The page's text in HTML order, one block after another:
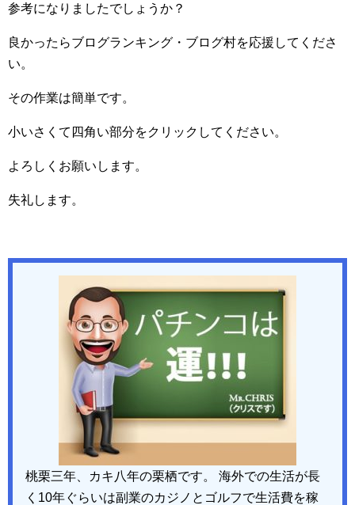
参考になりましたでしょうか？
良かったらブログランキング・ブログ村を応援してくださ
い。
その作業は簡単です。
小いさくて四角い部分をクリックしてください。
よろしくお願いします。
失礼します。
桃栗三年、カキ八年の栗栖です。 海外での生活が長
く10年ぐらいは副業のカジノとゴルフで生活費を稼